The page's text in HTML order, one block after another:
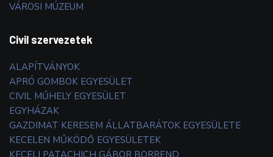
VÁROSI MÚZEUM
Civil szervezetek
ALAPÍTVÁNYOK
APRÓ GOMBOK EGYESÜLET
CIVIL MŰHELY EGYESÜLET
EGYHÁZAK
GAZDIMAT KERESEM ÁLLATBARÁTOK EGYESÜLETE
KECELEN MŰKÖDŐ EGYESÜLETEK